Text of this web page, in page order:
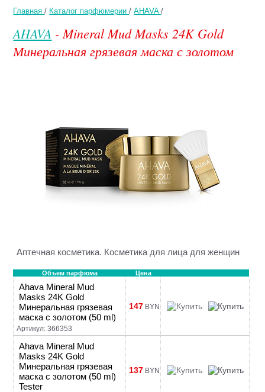
Главная / Каталог парфюмерии /AHAVA /
AHAVA - Mineral Mud Masks 24K Gold
Минеральная грязевая маска с золотом
Аптечная косметика. Косметика для лица для женщин
Объем парфюма Цена
Ahava Mineral Mud
Masks 24K Gold
Минеральная грязевая
маска с золотом (50 ml)
Артикул: 366353
147 BYN
Ahava Mineral Mud
Masks 24K Gold
Минеральная грязевая
маска с золотом (50 ml)
Tester
137 BYN